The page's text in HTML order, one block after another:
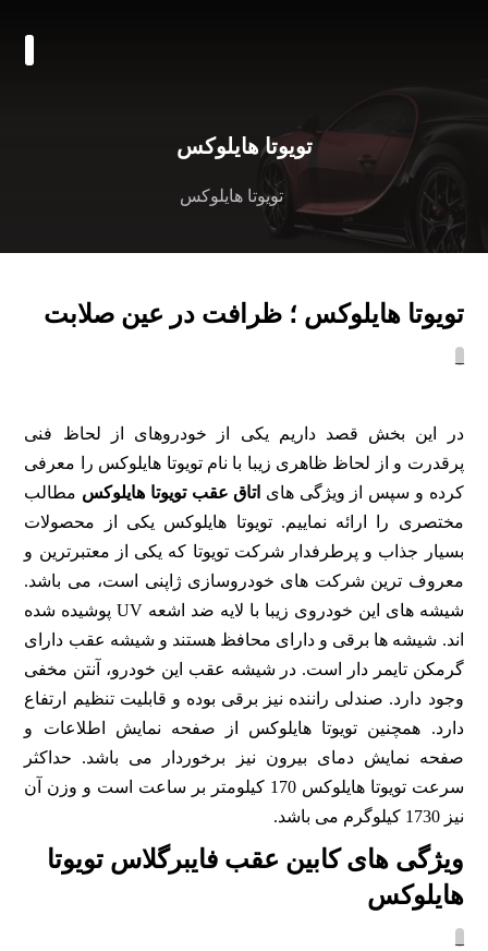
تویوتا هایلوکس
تویوتا هایلوکس
تویوتا هایلوکس ؛ ظرافت در عین صلابت
در این بخش قصد داریم یکی از خودروهای از لحاظ فنی
پرقدرت و از لحاظ ظاهری زیبا با نام تویوتا هایلوکس را معرفی
کرده و سپس از ویژگی های اتاق عقب تویوتا هایلوکس مطالب
مختصری را ارائه نماییم. تویوتا هایلوکس یکی از محصولات
بسیار جذاب و پرطرفدار شرکت تویوتا که یکی از معتبرترین و
معروف ترین شرکت های خودروسازی ژاپنی است، می باشد.
شیشه های این خودروی زیبا با لایه ضد اشعه UV پوشیده شده
اند. شیشه ها برقی و دارای محافظ هستند و شیشه عقب دارای
گرمکن تایمر دار است. در شیشه عقب این خودرو، آنتن مخفی
وجود دارد. صندلی راننده نیز برقی بوده و قابلیت تنظیم ارتفاع
دارد. همچنین تویوتا هایلوکس از صفحه نمایش اطلاعات و
صفحه نمایش دمای بیرون نیز برخوردار می باشد. حداکثر
سرعت تویوتا هایلوکس 170 کیلومتر بر ساعت است و وزن آن
نیز 1730 کیلوگرم می باشد.
ویژگی های کابین عقب فایبرگلاس تویوتا
هایلوکس